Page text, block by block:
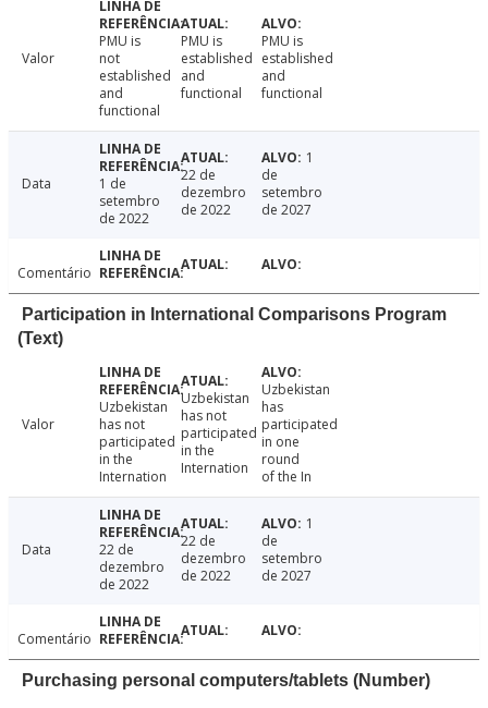
Valor
PMU is
not
established
and
functional
PMU is
established
and
functional
PMU is
established
and
functional
Data
1 de
setembro
de 2022
22 de
dezembro
de 2022
1
de
setembro
de 2027
Comentário
Participation in International Comparisons Program
(Text)
Valor
Uzbekistan
has not
participated
in the
Internation
Uzbekistan
has not
participated
in the
Internation
Uzbekistan
has
participated
in one
round
of the In
Data
22 de
dezembro
de 2022
22 de
dezembro
de 2022
1
de
setembro
de 2027
Comentário
Purchasing personal computers/tablets (Number)